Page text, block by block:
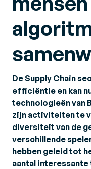
De Supply Chain
efficiëntie en kan
technologieën van
zijn activiteiten te
diversiteit van de
verschillende
hebben geleid tot
aantal